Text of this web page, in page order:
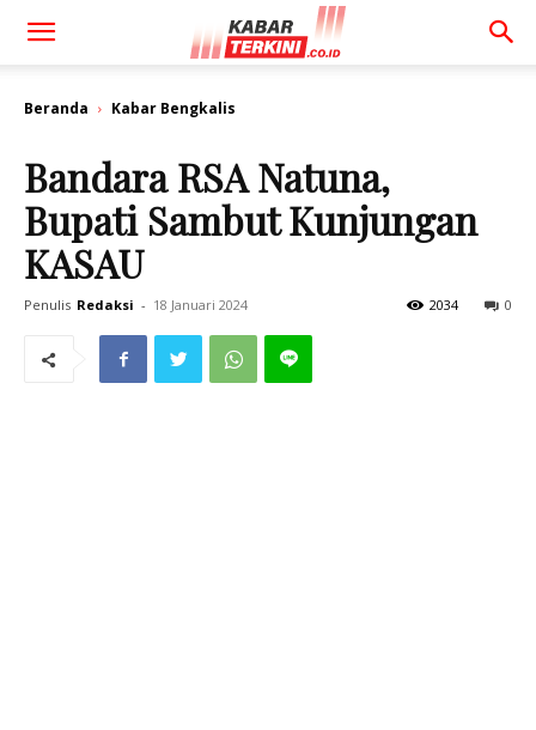
Beranda Kabar Bengkalis
Bandara RSA Natuna,
Bupati Sambut Kunjungan
KASAU
Penulis Redaksi - 18 Januari 2024 0
2034